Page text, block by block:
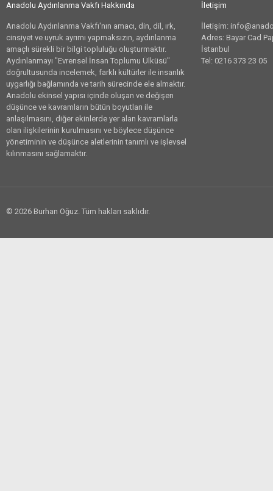
Anadolu Aydınlanma Vakfı Hakkında
Anadolu Aydınlanma Vakfı'nın amacı, din, dil, ırk,
cinsiyet ve uyruk ayrımı yapmaksızın, aydınlanma
amaçlı sürekli bir bilgi topluluğu oluşturmaktır.
Aydınlanmayı "Evrensel İnsan Toplumu Ülküsü"
doğrultusunda incelemek, farklı kültürler ile insanlık
uygarlığı bağlamında ve tarih sürecinde ele almaktır.
Anadolu ekinsel yapısı içinde oluşan ve değişen
düşünce ve kavramların bütün boyutları ile
anlaşılmasını, diğer ekinlerde yer alan kavramlarla
olan ilişkilerinin kurulmasını ve böylece düşünce
yönetiminin ve düşünce aletlerinin tanımlı ve işlevsel
kılınmasını sağlamaktır.
İletişim
İletişim:
Adres: Bayar Cad
İstanbul
Tel: 0216 373 23 05
© 2026 Burhan Oğuz. Tüm hakları saklıdır.